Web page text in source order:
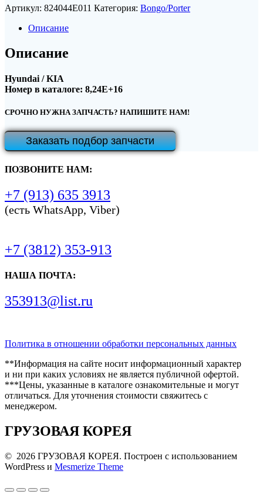
Артикул: 824044E011 Категория: Bongo/Porter
Описание
Описание
Hyundai / KIA
Номер в каталоге: 8,24E+16
СРОЧНО НУЖНА ЗАПЧАСТЬ? НАПИШИТЕ НАМ!
Заказать подбор запчасти
ПОЗВОНИТЕ НАМ:
+7 (913) 635 3913
(есть WhatsApp, Viber)
+7 (3812) 353-913
НАША ПОЧТА:
353913@list.ru
Политика в отношении обработки персональных данных
**Информация на сайте носит информационный характер
и ни при каких условиях не является публичной офертой.
***Цены, указанные в каталоге ознакомительные и могут
отличаться. Для уточнения стоимости свяжитесь с
менеджером.
ГРУЗОВАЯ КОРЕЯ
© 2026 ГРУЗОВАЯ КОРЕЯ. Построен с использованием
WordPress и Mesmerize Theme